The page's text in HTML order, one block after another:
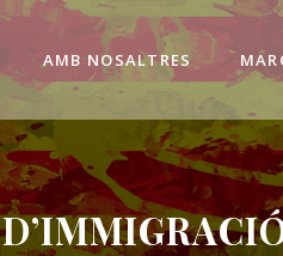
AMB NOSALTRES